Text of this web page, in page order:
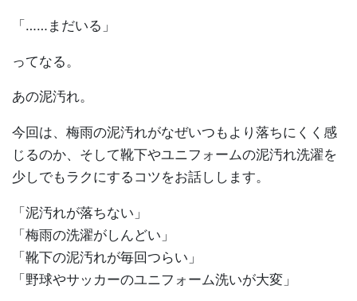
「……まだいる」
ってなる。
あの泥汚れ。
今回は、梅雨の泥汚れがなぜいつもより落ちにくく感
じるのか、そして靴下やユニフォームの泥汚れ洗濯を
少しでもラクにするコツをお話しします。
「泥汚れが落ちない」
「梅雨の洗濯がしんどい」
「靴下の泥汚れが毎回つらい」
「野球やサッカーのユニフォーム洗いが大変」